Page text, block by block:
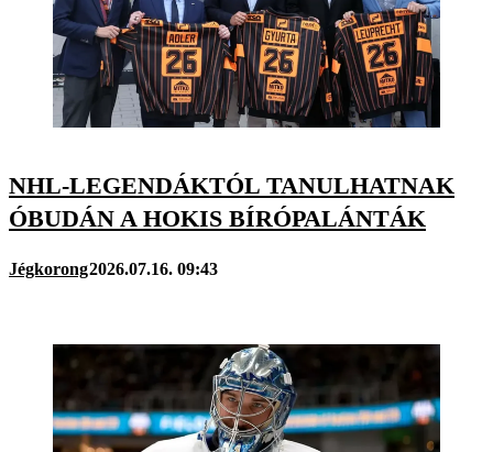
NHL-LEGENDÁKTÓL TANULHATNAK
ÓBUDÁN A HOKIS BÍRÓPALÁNTÁK
Jégkorong2026.07.16. 09:43